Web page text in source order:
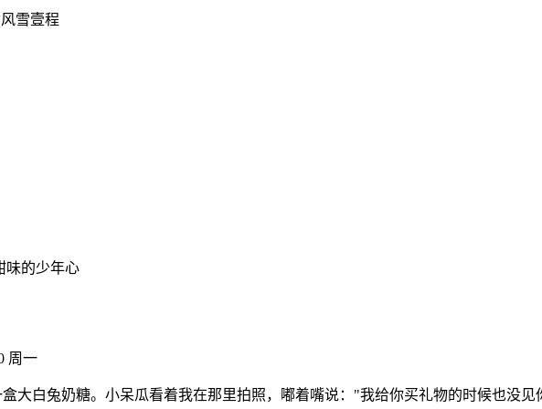
雪壹程
味的少年心
周一
大白兔奶糖。小呆瓜看着我在那里拍照，嘟着嘴说："我给你买礼物的时候也没见